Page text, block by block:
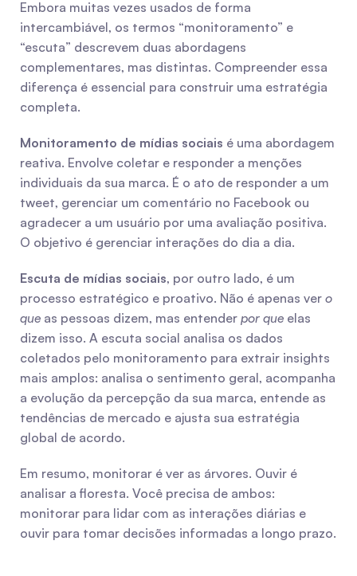
Embora muitas vezes usados de forma
intercambiável, os termos “monitoramento” e
“escuta” descrevem duas abordagens
complementares, mas distintas. Compreender essa
diferença é essencial para construir uma estratégia
completa.
Monitoramento de mídias sociais é uma abordagem
reativa. Envolve coletar e responder a menções
individuais da sua marca. É o ato de responder a um
tweet, gerenciar um comentário no Facebook ou
agradecer a um usuário por uma avaliação positiva.
O objetivo é gerenciar interações do dia a dia.
Escuta de mídias sociais, por outro lado, é um
processo estratégico e proativo. Não é apenas ver o
que as pessoas dizem, mas entender por que elas
dizem isso. A escuta social analisa os dados
coletados pelo monitoramento para extrair insights
mais amplos: analisa o sentimento geral, acompanha
a evolução da percepção da sua marca, entende as
tendências de mercado e ajusta sua estratégia
global de acordo.
Em resumo, monitorar é ver as árvores. Ouvir é
analisar a floresta. Você precisa de ambos:
monitorar para lidar com as interações diárias e
ouvir para tomar decisões informadas a longo prazo.